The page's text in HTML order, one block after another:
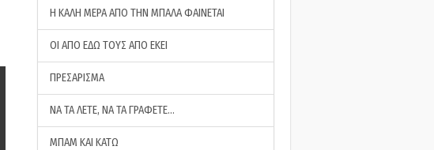
H ΚΑΛΗ ΜΕΡΑ ΑΠΟ ΤΗΝ ΜΠΑΛΑ ΦΑΙΝΕΤΑΙ
ΟΙ ΑΠΟ ΕΔΩ ΤΟΥΣ ΑΠΟ ΕΚΕΙ
ΠΡΕΣΑΡΙΣΜΑ
ΝΑ ΤΑ ΛΕΤΕ, ΝΑ ΤΑ ΓΡΑΦΕΤΕ…
ΜΠΑΜ ΚΑΙ ΚΑΤΩ